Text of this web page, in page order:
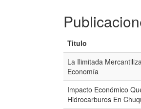
Titulo
La Ilimitada
Economía
Impacto Económico
Hidrocarburos En